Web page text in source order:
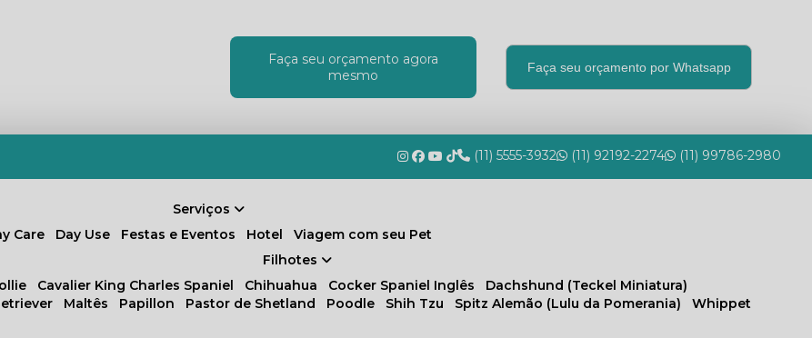
Faça seu orçamento agora
mesmo
Faça seu orçamento por Whatsapp
(11) 5555-3932 (11) 92192-2274 (11) 99786-2980
Serviços
Care
Day Use Festas e Eventos Hotel
Viagem com seu Pet
Filhotes
Cavalier King Charles Spaniel Chihuahua Cocker Spaniel Inglês
Dachshund (Teckel Miniatura)
Maltês Papillon Pastor de Shetland Poodle Shih Tzu Spitz Alemão (Lulu da Pomerania)
Whippet